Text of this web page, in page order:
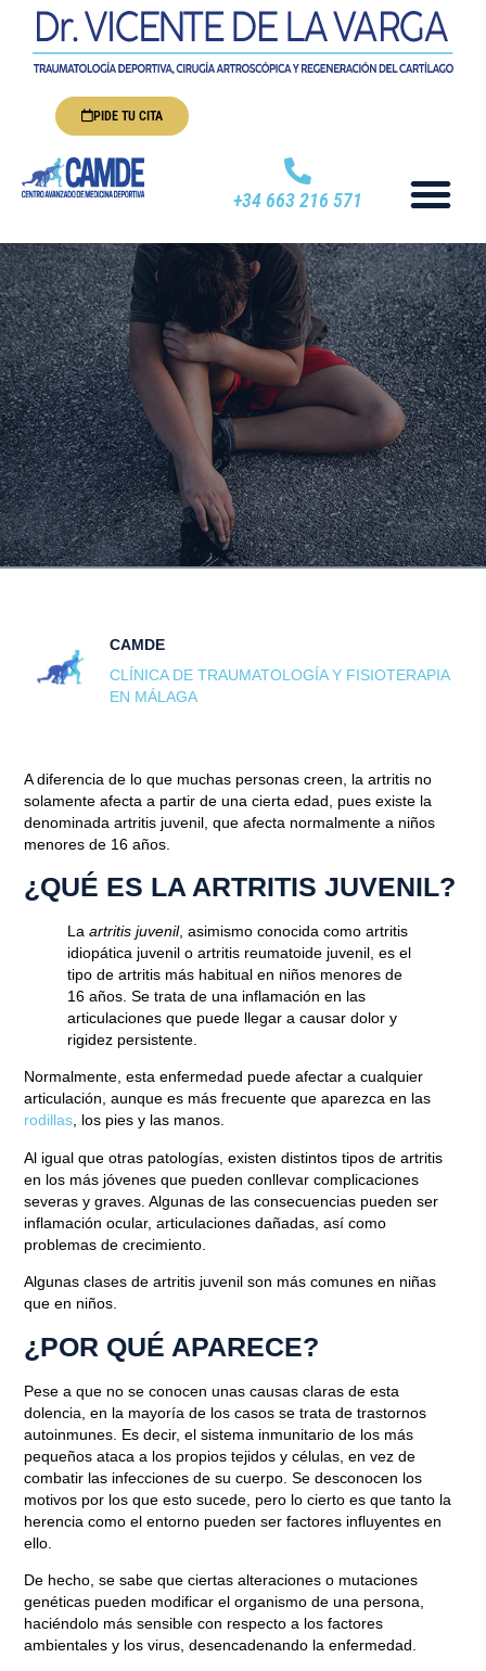
PIDE TU CITA
+34 663 216 571
CAMDE
CLÍNICA DE TRAUMATOLOGÍA Y FISIOTERAPIA
EN MÁLAGA
A diferencia de lo que muchas personas creen, la artritis no
solamente afecta a partir de una cierta edad, pues existe la
denominada artritis juvenil, que afecta normalmente a niños
menores de 16 años.
¿QUÉ ES LA ARTRITIS JUVENIL?
Laartritis juvenil, asimismo conocida como artritis
idiopática juvenil o artritis reumatoide juvenil, es el
tipo de artritis más habitual en niños menores de
16 años. Se trata deuna inflamación en las
articulaciones que puede llegar a causar dolor y
rigidez persistente.
Normalmente, esta enfermedad puede afectar a cualquier
articulación, aunque es más frecuente que aparezca en las
rodillas, los pies y las manos.
Al igual que otras patologías,existen distintos tipos de artritis
en los más jóvenes que pueden conllevar complicaciones
severas y graves. Algunas de las consecuencias pueden ser
inflamación ocular, articulaciones dañadas, así como
problemas de crecimiento.
Algunas clases de artritis juvenilson más comunes en niñas
que en niños.
¿POR QUÉ APARECE?
Pese a que no se conocen unas causas claras de esta
dolencia, en la mayoría de los casos se trata detrastornos
autoinmunes. Es decir,el sistema inmunitario de los más
pequeños ataca a los propios tejidos y células, en vez de
combatir las infecciones de su cuerpo. Se desconocen los
motivos por los que esto sucede, pero lo cierto es que tanto la
herencia como el entorno pueden ser factores influyentes en
ello.
De hecho, se sabe que ciertas alteraciones o mutaciones
genéticas pueden modificar el organismo de una persona,
haciéndolo más sensible con respecto a los factores
ambientales y los virus, desencadenando la enfermedad.